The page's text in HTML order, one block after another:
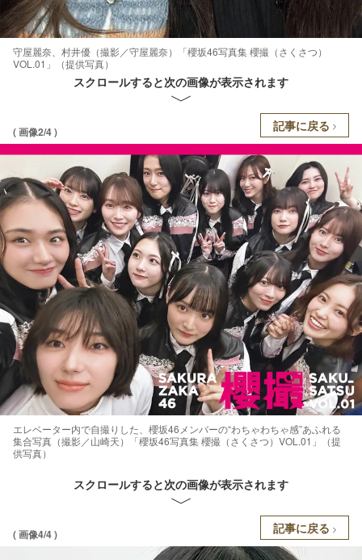
守屋麗奈、村井優（撮影／守屋麗奈）「櫻坂46写真集 櫻撮（さくさつ）
VOL.01」（提供写真）
スクロールすると次の画像が表示されます
( 画像2/4 ) 記事に戻る
エレベーター内で自撮りした、櫻坂46メンバーの“わちゃわちゃ感”あふれる
集合写真（撮影／山崎天）「櫻坂46写真集 櫻撮（さくさつ）VOL.01」（提
供写真）
スクロールすると次の画像が表示されます
( 画像4/4 ) 記事に戻る